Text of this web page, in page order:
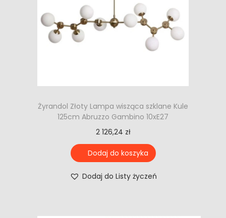
Żyrandol Złoty Lampa wisząca szklane Kule
125cm Abruzzo Gambino 10xE27
2 126,24 zł
Dodaj do koszyka
Dodaj do Listy życzeń